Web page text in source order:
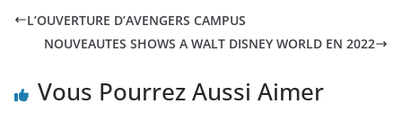
L’OUVERTURE D’AVENGERS CAMPUS
NOUVEAUTES SHOWS A WALT DISNEY WORLD EN 2022
Vous Pourrez Aussi Aimer